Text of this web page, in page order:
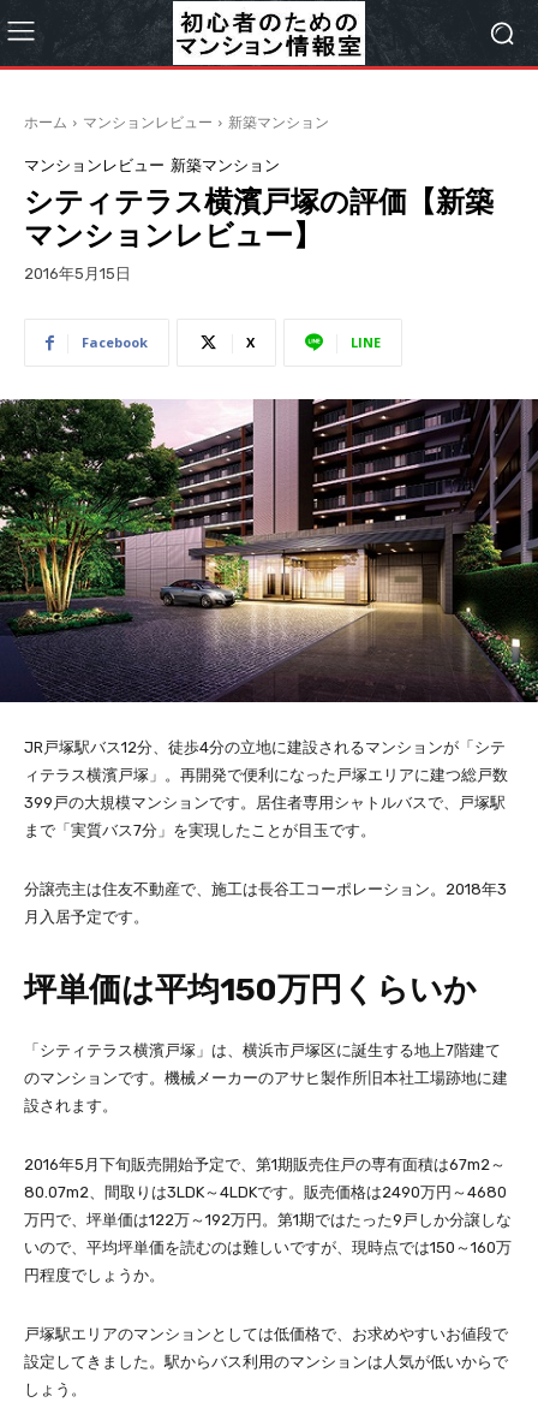
ホーム マンションレビュー 新築マンション
マンションレビュー 新築マンション
シティテラス横濱戸塚の評価【新築
マンションレビュー】
2016年5月15日
Facebook X LINE
JR戸塚駅バス12分、徒歩4分の立地に建設されるマンションが「シテ
ィテラス横濱戸塚」。再開発で便利になった戸塚エリアに建つ総戸数
399戸の大規模マンションです。居住者専用シャトルバスで、戸塚駅
まで「実質バス7分」を実現したことが目玉です。
分譲売主は住友不動産で、施工は長谷工コーポレーション。2018年3
月入居予定です。
坪単価は平均150万円くらいか
「シティテラス横濱戸塚」は、横浜市戸塚区に誕生する地上7階建て
のマンションです。機械メーカーのアサヒ製作所旧本社工場跡地に建
設されます。
2016年5月下旬販売開始予定で、第1期販売住戸の専有面積は67m2～
80.07m2、間取りは3LDK～4LDKです。販売価格は2490万円～4680
万円で、坪単価は122万～192万円。第1期ではたった9戸しか分譲しな
いので、平均坪単価を読むのは難しいですが、現時点では150～160万
円程度でしょうか。
戸塚駅エリアのマンションとしては低価格で、お求めやすいお値段で
設定してきました。駅からバス利用のマンションは人気が低いからで
しょう。